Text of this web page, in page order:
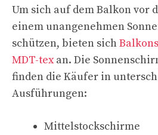
Um sich auf dem Balkon vor
einem unangenehmen
schützen, bieten sich
MDT-texan. Die
finden die Käufer in
Ausführungen:
Mittelstockschirme